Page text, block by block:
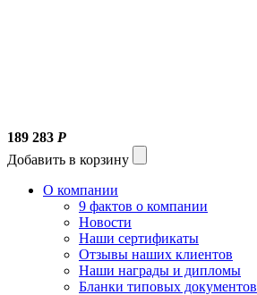
189 283 Р
Добавить в корзину
О компании
9 фактов о компании
Новости
Наши сертификаты
Отзывы наших клиентов
Наши награды и дипломы
Бланки типовых документов